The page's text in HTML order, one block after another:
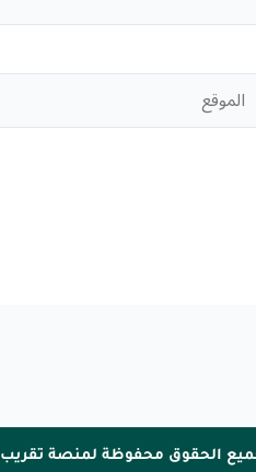
الحقوق محفوظة لمنصة تقريب ٢٠٢٦